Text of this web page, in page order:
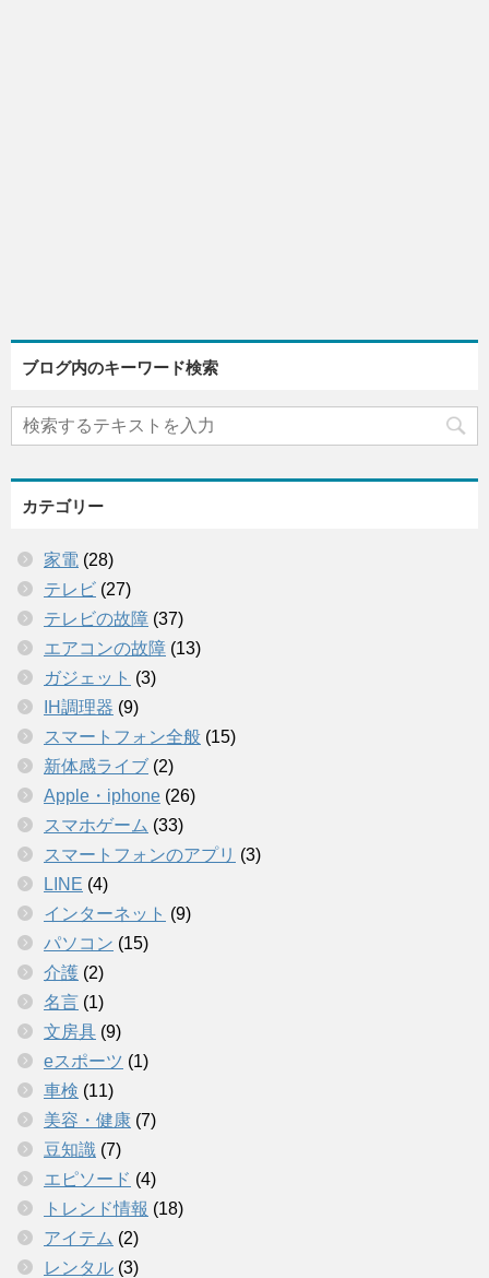
ブログ内のキーワード検索
カテゴリー
家電 (28)
テレビ (27)
テレビの故障 (37)
エアコンの故障 (13)
ガジェット (3)
IH調理器 (9)
スマートフォン全般 (15)
新体感ライブ (2)
Apple・iphone (26)
スマホゲーム (33)
スマートフォンのアプリ (3)
LINE (4)
インターネット (9)
パソコン (15)
介護 (2)
名言 (1)
文房具 (9)
eスポーツ (1)
車検 (11)
美容・健康 (7)
豆知識 (7)
エピソード (4)
トレンド情報 (18)
アイテム (2)
レンタル (3)